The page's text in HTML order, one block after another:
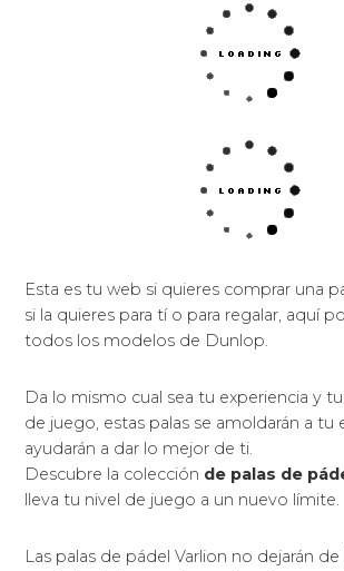
Esta es tu web si quieres comprar una
si la quieres para tí o para regalar, aquí
todos los modelos de Dunlop.
Da lo mismo cual sea tu experiencia y
de juego, estas palas se amoldarán a tu
ayudarán a dar lo mejor de ti.
Descubre la colección de palas de
lleva tu nivel de juego a un nuevo límite.
Las palas de pádel Varlion no dejarán de